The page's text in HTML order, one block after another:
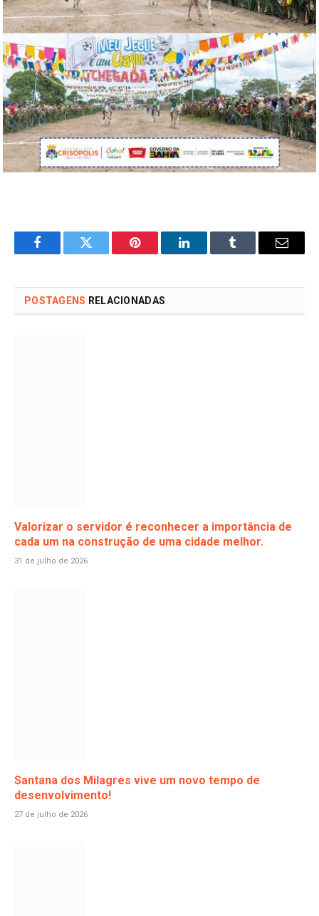
FacebookTwitter Pinterest LinkedInTumblr Email
POSTAGENS RELACIONADAS
Valorizar o servidor é reconhecer a importância de
cada um na construção de uma cidade melhor.
31 de julho de 2026
Santana dos Milagres vive um novo tempo de
desenvolvimento!
27 de julho de 2026